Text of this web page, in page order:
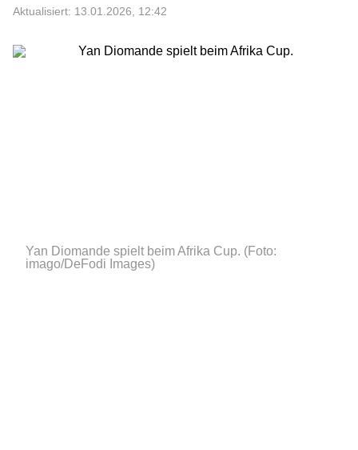
Aktualisiert: 13.01.2026, 12:42
Yan Diomande spielt beim Afrika Cup. (Foto:
imago/DeFodi Images)